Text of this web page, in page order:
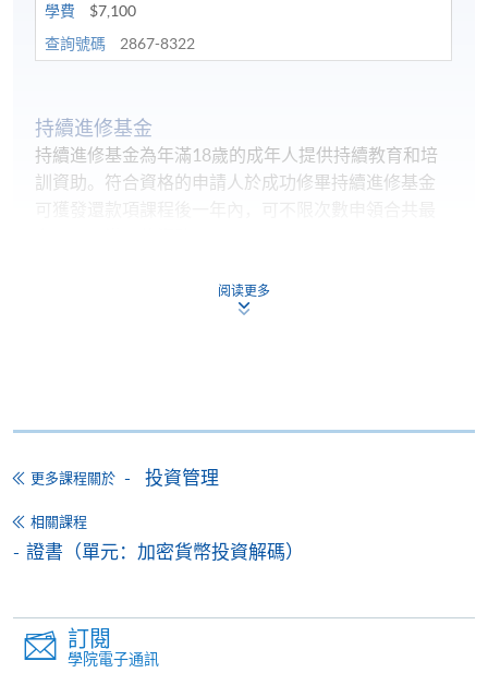
學費
$7,100
查詢號碼
2867-8322
持續進修基金
持續進修基金為年滿18歲的成年人提供持續教育和培
訓資助。符合資格的申請人於成功修畢持續進修基金
首10,000港元資助的學員共付比率（即學員須自行承
擔的費用的百分比）為課程費用的20%，而餘下15,000
内遞交持續進修基金網上申請。
申請流程：
內
證書（單元：美股投資策略）
阅读更多
更多課程關於 投資管理
相關課程
證書（單元：加密貨幣投資解碼）
訂閱
學院電子通訊